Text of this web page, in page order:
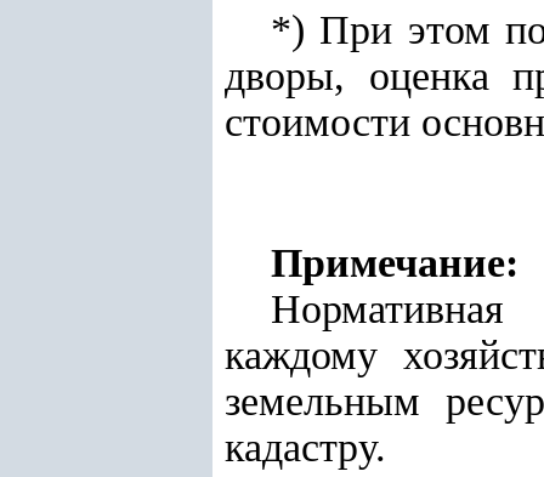
*) При этом
дворы, оценка
стоимости
Примечание:
каждому
земельным
кадастру.